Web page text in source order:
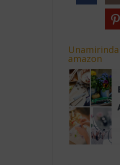
amazon